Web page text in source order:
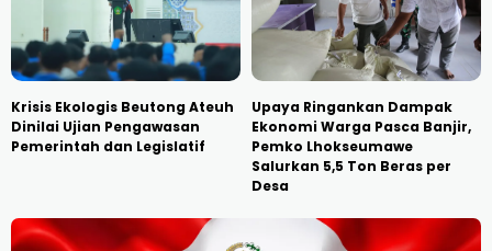
Krisis Ekologis Beutong Ateuh
Dinilai Ujian Pengawasan
Pemerintah dan Legislatif
Upaya Ringankan Dampak
Ekonomi Warga Pasca Banjir,
Pemko Lhokseumawe
Salurkan 5,5 Ton Beras per
Desa